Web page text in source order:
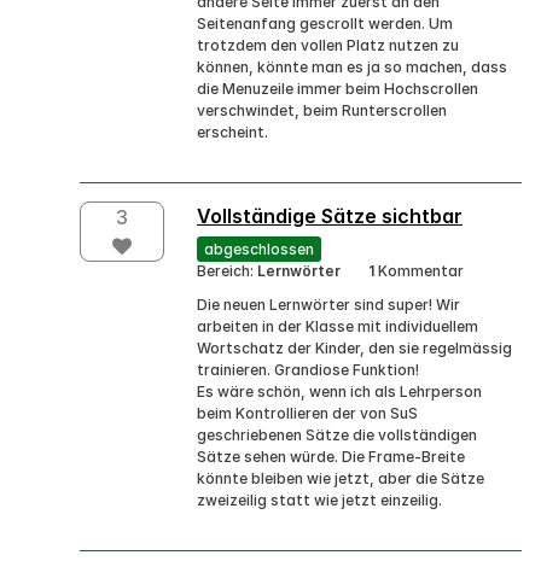
Seitenanfang gescrollt werden. Um
trotzdem den vollen Platz nutzen zu
können, könnte man es ja so machen, dass
die Menuzeile immer beim Hochscrollen
verschwindet, beim Runterscrollen
erscheint.
3 Vollständige Sätze sichtbar
abgeschlossen
Bereich: Lernwörter 1 Kommentar
Die neuen Lernwörter sind super! Wir
arbeiten in der Klasse mit individuellem
Wortschatz der Kinder, den sie regelmässig
trainieren. Grandiose Funktion!
Es wäre schön, wenn ich als Lehrperson
beim Kontrollieren der von SuS
geschriebenen Sätze die vollständigen
Sätze sehen würde. Die Frame-Breite
könnte bleiben wie jetzt, aber die Sätze
zweizeilig statt wie jetzt einzeilig.